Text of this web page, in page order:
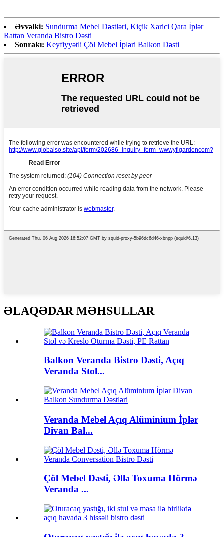
Əvvəlki: Sundurma Mebel Dəstləri, Kiçik Xarici Qara İplər
Rattan Veranda Bistro Dəsti
Sonrakı: Keyfiyyətli Çöl Mebel İpləri Balkon Dəsti
ƏLAQƏDAR MƏHSULLAR
Balkon Veranda Bistro Dəsti, Açıq
Veranda Stol...
Veranda Mebel Açıq Alüminium İplər
Divan Bal...
Çöl Mebel Dəsti, Əllə Toxuma Hörmə
Veranda ...